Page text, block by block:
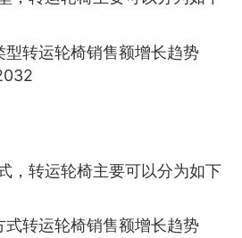
型转运轮椅销售额增长趋势
，转运轮椅主要可以分为如下
式转运轮椅销售额增长趋势